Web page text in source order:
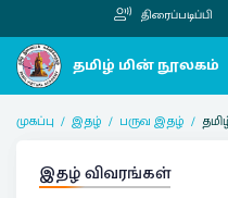
திரைப்படிப்பி
முகப்பு இதழ் பருவ இதழ்
இதழ் விவரங்கள்